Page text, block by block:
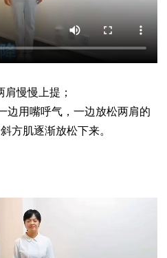
慢慢上提；
边用嘴呼气，一边放松两肩的
方肌逐渐放松下来。